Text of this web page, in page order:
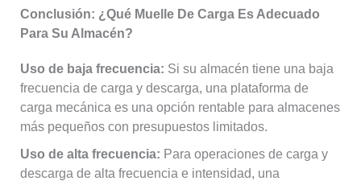
Conclusión: ¿qué Muelle De Carga Es Adecuado
Para Su Almacén?
Uso de baja frecuencia: Si su almacén tiene una baja
frecuencia de carga y descarga, una plataforma de
carga mecánica es una opción rentable para almacenes
más pequeños con presupuestos limitados.
Uso de alta frecuencia: Para operaciones de carga y
descarga de alta frecuencia e intensidad, una